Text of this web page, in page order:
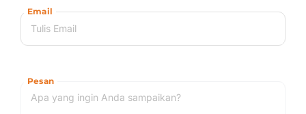
Email
Pesan